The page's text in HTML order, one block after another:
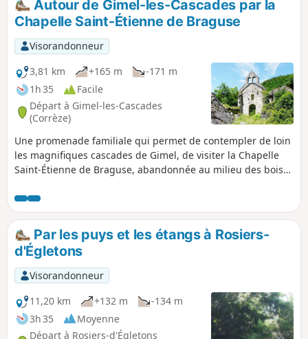
moulin. La randonnée se poursuit vers des
cascadelles et l'ancien pont à péage. Ce
parcours ne vas pas directement aux trois
cascades dont l'accès est payant !
Autour de Gimel-les-Cascades par la
Chapelle Saint-Étienne de Braguse
Visorandonneur
3,81 km
+165 m
-171 m
1h 35
Facile
Départ à Gimel-les-Cascades
(Corrèze)
Une promenade familiale qui permet de contempler de loin
les magnifiques cascades de Gimel, de visiter la Chapelle
Saint-Étienne de Braguse, abandonnée au milieu des bois
Par les puys et les étangs à Rosiers-
d'Égletons
Visorandonneur
11,20 km
+132 m
-134 m
3h 35
Moyenne
Départ à Rosiers-d'Égletons